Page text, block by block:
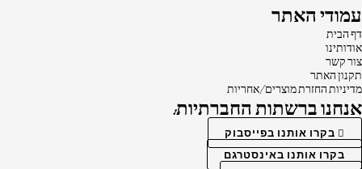
עמודי האתר
דף הבית
אודותינו
צור קשר
תקנון האתר
מדיניות החזרת מוצרים/אחריות
אנחנו ברשתות החברתיות:
בקרו אותנו בפייסבוק
בקרו אותנו באינסטרגם